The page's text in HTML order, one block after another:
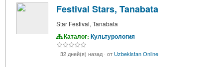
Festival Stars, Tanabata
Star Festival, Tanabata
Каталог: Культурология
32 дней(я) назад · от Uzbekistan Online